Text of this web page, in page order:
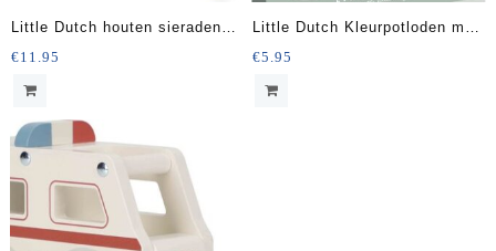
Little Dutch houten sieraden
set – 4 delig
€11.95
Little Dutch Kleurpotloden met
puntenslijper
€5.95